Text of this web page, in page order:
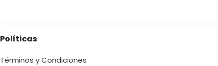
Políticas
Términos y Condiciones